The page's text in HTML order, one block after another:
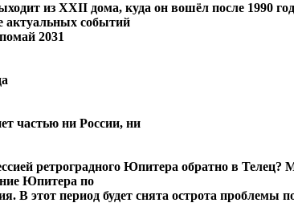
из XXII дома, куда он вошёл после 1990
актуальных событий
2031
частью ни России, ни
ретроградного Юпитера обратно в
Юпитера по
В этот период будет снята острота проблемы